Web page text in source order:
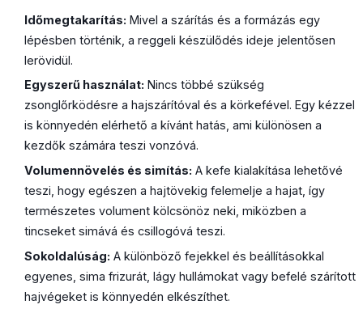
Időmegtakarítás: Mivel a szárítás és a formázás egy
lépésben történik, a reggeli készülődés ideje jelentősen
lerövidül.
Egyszerű használat: Nincs többé szükség
zsonglőrködésre a hajszárítóval és a körkefével. Egy kézzel
is könnyedén elérhető a kívánt hatás, ami különösen a
kezdők számára teszi vonzóvá.
Volumennövelés és simítás: A kefe kialakítása lehetővé
teszi, hogy egészen a hajtövekig felemelje a hajat, így
természetes volument kölcsönöz neki, miközben a
tincseket simává és csillogóvá teszi.
Sokoldalúság: A különböző fejekkel és beállításokkal
egyenes, sima frizurát, lágy hullámokat vagy befelé szárított
hajvégeket is könnyedén elkészíthet.